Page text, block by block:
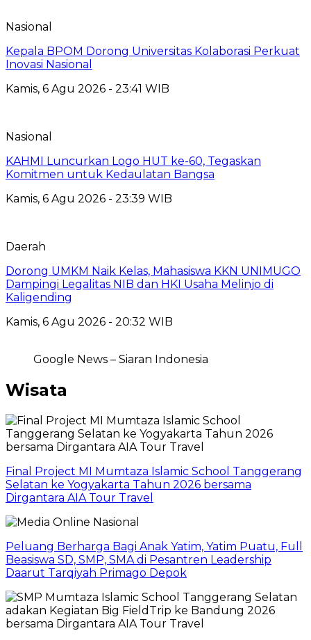
Nasional
Kepala BPOM Dorong Universitas Kolaborasi Perkuat
Inovasi Nasional
Kamis, 6 Agu 2026 - 23:41 WIB
Nasional
KAHMI Luncurkan Logo HUT ke-60, Tegaskan
Komitmen untuk Kedaulatan Bangsa
Kamis, 6 Agu 2026 - 23:39 WIB
Daerah
Dorong UMKM Naik Kelas, Mahasiswa KKN UNIMUGO
Dampingi Legalitas NIB dan HKI Usaha Melinjo di
Kaligending
Kamis, 6 Agu 2026 - 20:32 WIB
Google News – Siaran Indonesia
Wisata
Final Project MI Mumtaza Islamic School Tanggerang
Selatan ke Yogyakarta Tahun 2026 bersama
Dirgantara AIA Tour Travel
Peluang Berharga Bagi Anak Yatim, Yatim Puatu, Full
Beasiswa SD, SMP, SMA di Pesantren Leadership
Daarut Tarqiyah Primago Depok